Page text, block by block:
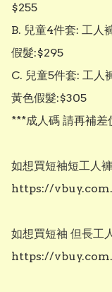
$255
B. 兒童4件套: 工
假髮:$295
C. 兒童5件套: 工
黃色假髮:$305
***成人碼 請再補
如想買短袖短工人褲
https://
如想買短袖 但長工
https://